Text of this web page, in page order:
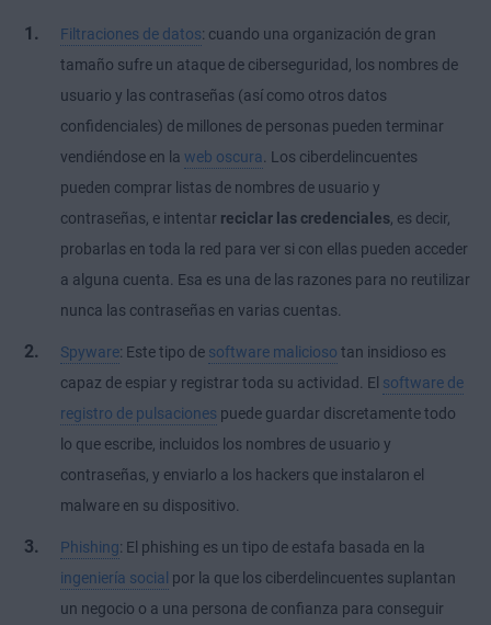
Filtraciones de datos: cuando una organización de gran
tamaño sufre un ataque de ciberseguridad, los nombres de
usuario y las contraseñas (así como otros datos
confidenciales) de millones de personas pueden terminar
vendiéndose en la web oscura. Los ciberdelincuentes
pueden comprar listas de nombres de usuario y
contraseñas, e intentar reciclar las credenciales, es decir,
probarlas en toda la red para ver si con ellas pueden acceder
a alguna cuenta. Esa es una de las razones para no reutilizar
nunca las contraseñas en varias cuentas.
Spyware: Este tipo de software malicioso tan insidioso es
capaz de espiar y registrar toda su actividad. El software de
registro de pulsaciones puede guardar discretamente todo
lo que escribe, incluidos los nombres de usuario y
contraseñas, y enviarlo a los hackers que instalaron el
malware en su dispositivo.
Phishing: El phishing es un tipo de estafa basada en la
ingeniería social por la que los ciberdelincuentes suplantan
un negocio o a una persona de confianza para conseguir